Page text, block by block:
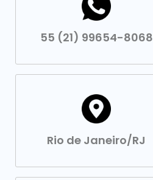
55 (21) 99654-8068
Rio de Janeiro/RJ